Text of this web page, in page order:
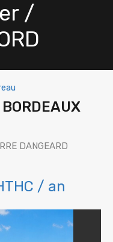
/
DANGEARD
/ an